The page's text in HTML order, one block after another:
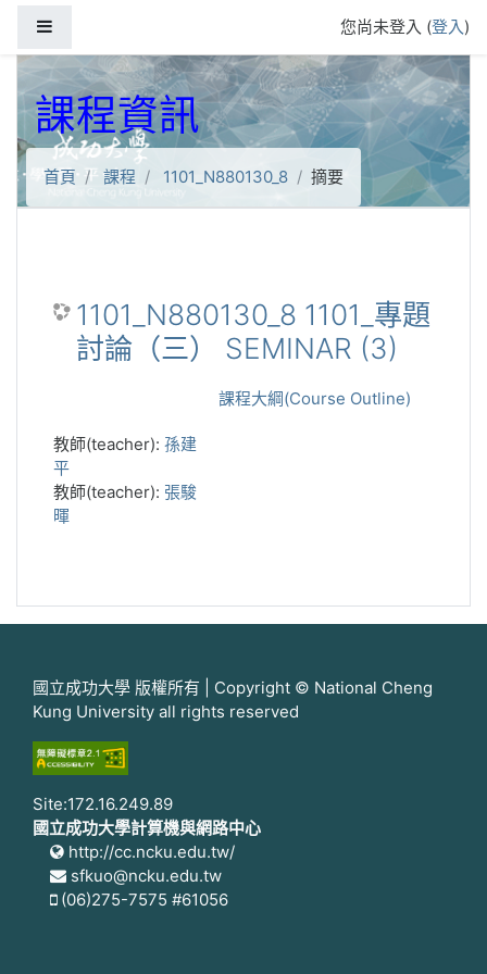
您尚未登入 (登入)
課程資訊
首頁 課程 1101_N880130_8 摘要
1101_N880130_8 1101_專題
討論（三） SEMINAR (3)
課程大綱(Course Outline)
教師(teacher): 孫建
平
教師(teacher): 張駿
暉
國立成功大學 版權所有 | Copyright © National Cheng
Kung University all rights reserved
Site:172.16.249.89
國立成功大學計算機與網路中心
http://cc.ncku.edu.tw/
sfkuo@ncku.edu.tw
(06)275-7575 #61056